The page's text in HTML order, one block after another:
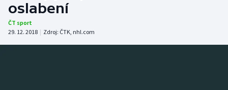
Atletika
oslabení
ČT sport
29. 12. 2018 | Zdroj: ČTK, nhl.com